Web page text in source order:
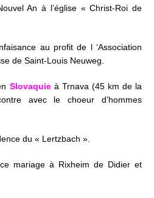
An à l’église « Christ-Roi de
au profit de l ‘Association
de Saint-Louis Neuweg.
Slovaquie à Trnava (45 km de la
avec le choeur d’hommes
du « Lertzbach ».
mariage à Rixheim de Didier et